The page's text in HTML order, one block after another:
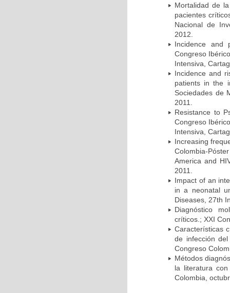
Mortalidad de
pacientes
Nacional de
2012.
Incidence and
Congreso
Intensiva,
Incidence and
patients in the
Sociedades de
2011.
Resistance to
Congreso
Intensiva,
Increasing
Colombia-
America and
2011.
Impact of an
in a neonatal
Diseases, 27th
Diagnóstico
críticos.; XXI
Características
de infección
Congreso
Métodos
la literatura
Colombia,